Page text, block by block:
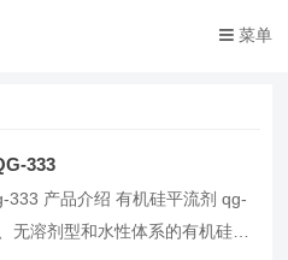
菜单
333
333 产品介绍 有机硅平流剂 qg-
无溶剂型和水性体系的有机硅表